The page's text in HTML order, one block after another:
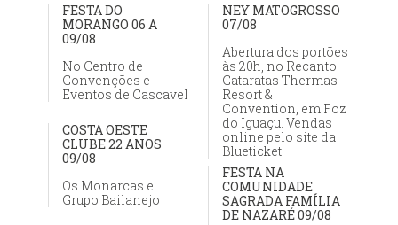
FESTA DO
MORANGO 06 A
09/08
No Centro de
Convenções e
Eventos de Cascavel
NEY MATOGROSSO
07/08
Abertura dos portões
às 20h, no Recanto
Cataratas Thermas
Resort &
Convention, em Foz
do Iguaçu. Vendas
online pelo site da
Blueticket
COSTA OESTE
CLUBE 22 ANOS
09/08
Os Monarcas e
Grupo Bailanejo
FESTA NA
COMUNIDADE
SAGRADA FAMÍLIA
DE NAZARÉ 09/08